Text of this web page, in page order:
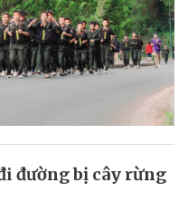
đường bị cây rừng